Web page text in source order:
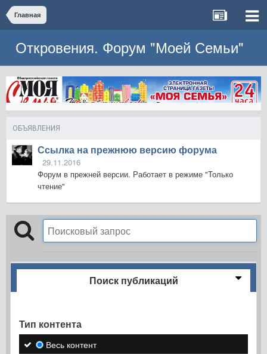
Главная
Откровения. Форум "Моей Семьи"
ОБЪЯВЛЕНИЯ
Ссылка на прежнюю версию форума
29.11.2016
Форум в прежней версии. Работает в режиме "Только
чтение"
Поиск публикаций
Тип контента
Весь контент